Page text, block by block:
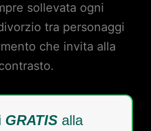
sollevata ogni
tra personaggi
che invita alla
GRATISalla